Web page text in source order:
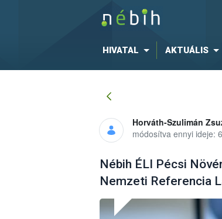
HIVATAL AKTUÁLIS
Horváth-Szulimán
módosítva ennyi ideje:
Nébih ÉLI Pécsi
Nemzeti Referencia